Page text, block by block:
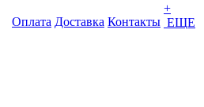
Оплата Доставка Контакты
+
ЕЩЕ